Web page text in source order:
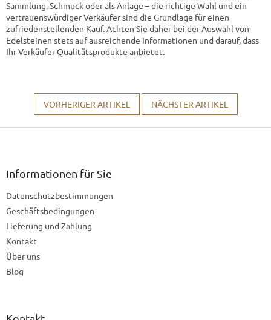
Sammlung, Schmuck oder als Anlage – die richtige Wahl und ein
vertrauenswürdiger Verkäufer sind die Grundlage für einen
zufriedenstellenden Kauf. Achten Sie daher bei der Auswahl von
Edelsteinen stets auf ausreichende Informationen und darauf, dass
Ihr Verkäufer Qualitätsprodukte anbietet.
VORHERIGER ARTIKEL NÄCHSTER ARTIKEL
F
Informationen für Sie
Datenschutzbestimmungen
Geschäftsbedingungen
Lieferung und Zahlung
Kontakt
Über uns
Blog